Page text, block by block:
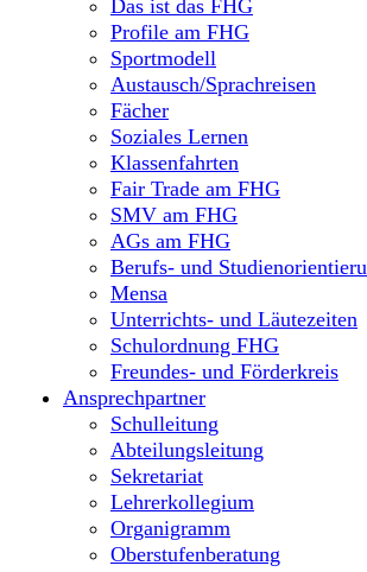
Das ist das FHG
Profile am FHG
Sportmodell
Austausch/Sprachreisen
Fächer
Soziales Lernen
Klassenfahrten
Fair Trade am FHG
SMV am FHG
AGs am FHG
Berufs- und
Mensa
Unterrichts- und Läutezeiten
Schulordnung FHG
Freundes- und Förderkreis
Ansprechpartner
Schulleitung
Abteilungsleitung
Sekretariat
Lehrerkollegium
Organigramm
Oberstufenberatung